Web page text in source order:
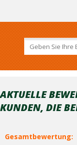
AKTUELLE
KUNDEN, DIE
Gesamtbewertung: